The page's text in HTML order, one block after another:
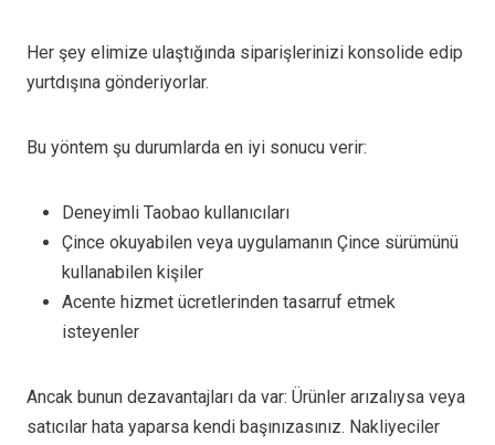
Her şey elimize ulaştığında siparişlerinizi konsolide edip
yurtdışına gönderiyorlar.
Bu yöntem şu durumlarda en iyi sonucu verir:
Deneyimli Taobao kullanıcıları
Çince okuyabilen veya uygulamanın Çince sürümünü
kullanabilen kişiler
Acente hizmet ücretlerinden tasarruf etmek
isteyenler
Ancak bunun dezavantajları da var: Ürünler arızalıysa veya
satıcılar hata yaparsa kendi başınızasınız. Nakliyeciler